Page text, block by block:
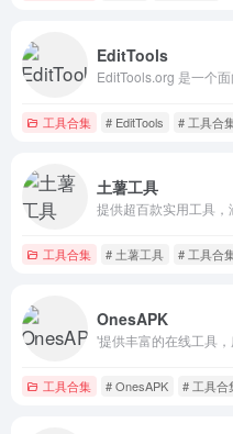
EditTools
工具合集 # EditTools # 工具合
土薯工具
工具合集 # 土薯工具 # 工具合
OnesAPK
'提供丰富的在线工具
工具合集 # OnesAPK # 工具合